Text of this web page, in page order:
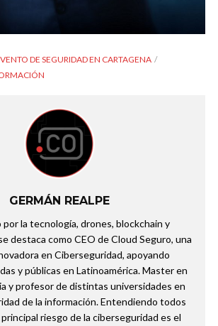
DE SEGURIDAD EN CARTAGENA
GERMÁN REALPE
por la tecnología, drones, blockchain y
destaca como CEO de Cloud Seguro, una
en Ciberseguridad, apoyando
y públicas en Latinoamérica. Master en
y profesor de distintas universidades en
de la información. Entendiendo todos
riesgo de la ciberseguridad es el